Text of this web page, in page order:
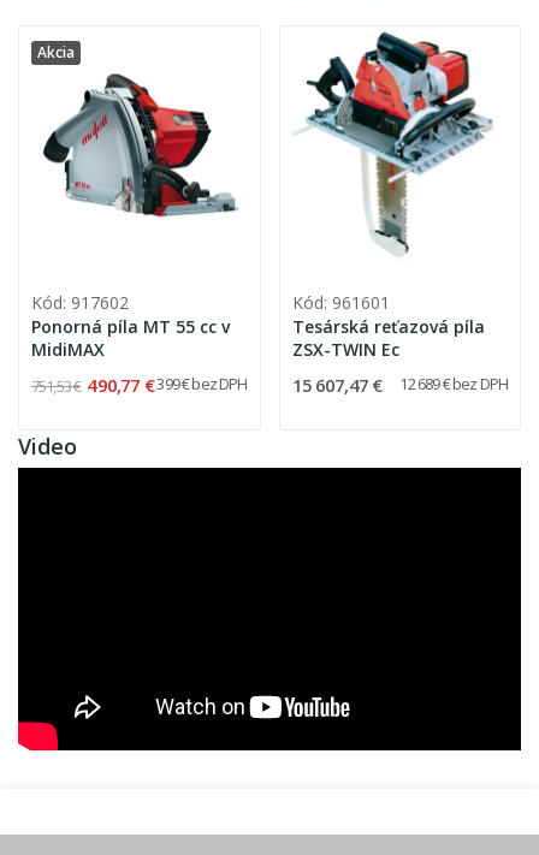
Akcia
Kód: 917602
Ponorná píla MT 55 cc v
MidiMAX
751,53 € 490,77 €399 € bez DPH
Kód: 961601
Tesárská reťazová píla
ZSX-TWIN Ec
15 607,47 € 12 689 € bez DPH
Video